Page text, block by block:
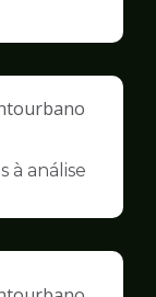
à análise